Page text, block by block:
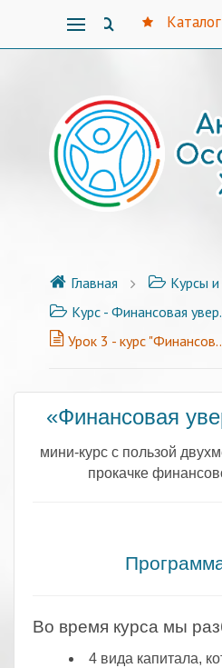
Главная
Курсы и
Курс - Финансовая уверенность 2.0 - 6 уроков + Бонусы
Урок 3 - курс "Финансовая уверенность 2.0"
«Финансовая
мини-курс с пользой
прокачке
Во время курса мы
4 вида капитала,